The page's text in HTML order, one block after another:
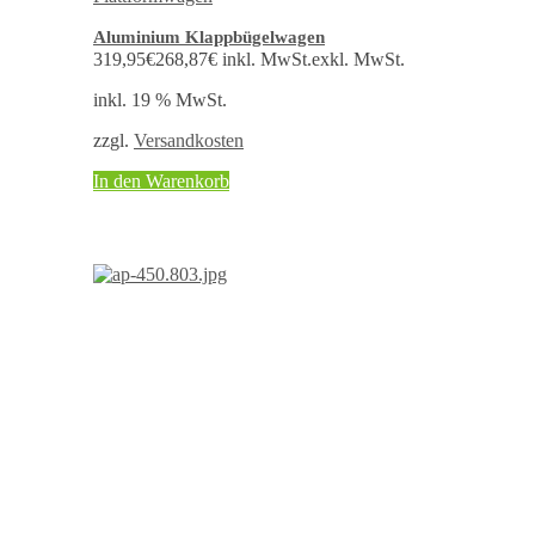
Aluminium Klappbügelwagen
319,95€268,87€ inkl. MwSt.exkl. MwSt.
inkl. 19 % MwSt.
zzgl. Versandkosten
In den Warenkorb